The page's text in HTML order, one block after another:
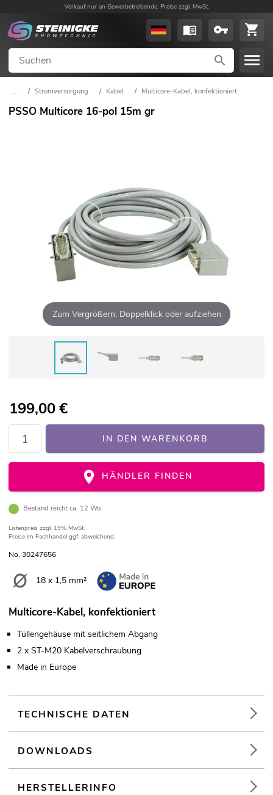
Verkauf nur an Gewerbetreibende. Preise zzgl. MwSt.
... / Stromversorgung / Kabel / Multicore-Kabel, konfektioniert
PSSO Multicore 16-pol 15m gr
Zum Vergrößern: Doppelklick oder aufziehen
199,00€
IN DEN WARENKORB
HÄNDLER FINDEN
Bestand reicht ca. 12 Wo.
Listenpreis zzgl. 19% MwSt.
Preise im Fachhandel ggf. abweichend.
No. 30247656
18 x 1,5 mm²
Multicore-Kabel, konfektioniert
Tüllengehäuse mit seitlichem Abgang
2 x ST-M20 Kabelverschraubung
Made in Europe
TECHNISCHE DATEN
DOWNLOADS
HERSTELLERINFO